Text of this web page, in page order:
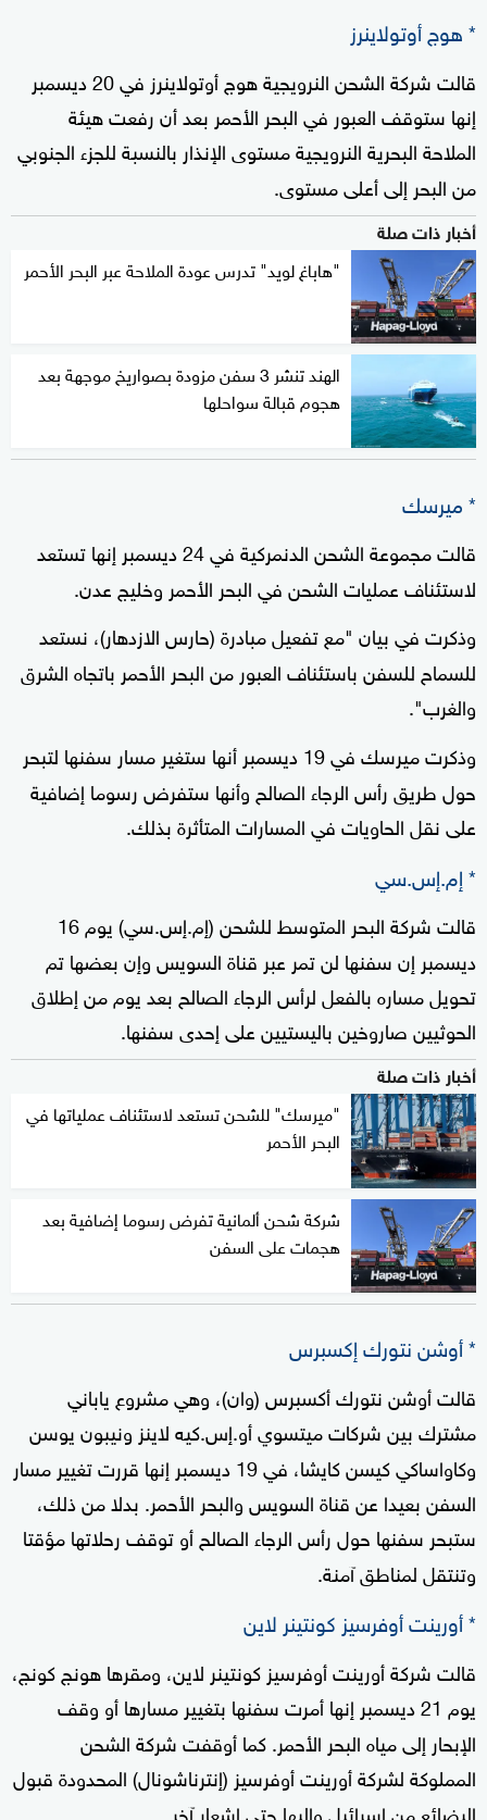
* هوج أوتولاينرز
قالت شركة الشحن النرويجية هوج أوتولاينرز في 20 ديسمبر
إنها ستوقف العبور في البحر الأحمر بعد أن رفعت هيئة
الملاحة البحرية النرويجية مستوى الإنذار بالنسبة للجزء الجنوبي
من البحر إلى أعلى مستوى.
أخبار ذات صلة
"هاباغ لويد" تدرس عودة الملاحة عبر البحر الأحمر
الهند تنشر 3 سفن مزودة بصواريخ موجهة بعد
هجوم قبالة سواحلها
* ميرسك
قالت مجموعة الشحن الدنمركية في 24 ديسمبر إنها تستعد
لاستئناف عمليات الشحن في البحر الأحمر وخليج عدن.
وذكرت في بيان "مع تفعيل مبادرة (حارس الازدهار)، نستعد
للسماح للسفن باستئناف العبور من البحر الأحمر باتجاه الشرق
والغرب".
وذكرت ميرسك في 19 ديسمبر أنها ستغير مسار سفنها لتبحر
حول طريق رأس الرجاء الصالح وأنها ستفرض رسوما إضافية
على نقل الحاويات في المسارات المتأثرة بذلك.
* إم.إس.سي
قالت شركة البحر المتوسط للشحن (إم.إس.سي) يوم 16
ديسمبر إن سفنها لن تمر عبر قناة السويس وإن بعضها تم
تحويل مساره بالفعل لرأس الرجاء الصالح بعد يوم من إطلاق
الحوثيين صاروخين باليستيين على إحدى سفنها.
أخبار ذات صلة
"ميرسك" للشحن تستعد لاستئناف عملياتها في
البحر الأحمر
شركة شحن ألمانية تفرض رسوما إضافية بعد
هجمات على السفن
* أوشن نتورك إكسبرس
قالت أوشن نتورك أكسبرس (وان)، وهي مشروع ياباني
مشترك بين شركات ميتسوي أو.إس.كيه لاينز ونيبون يوسن
وكاواساكي كيسن كايشا، في 19 ديسمبر إنها قررت تغيير مسار
السفن بعيدا عن قناة السويس والبحر الأحمر. بدلا من ذلك،
ستبحر سفنها حول رأس الرجاء الصالح أو توقف رحلاتها مؤقتا
وتنتقل لمناطق آمنة.
* أورينت أوفرسيز كونتينر لاين
قالت شركة أورينت أوفرسيز كونتينر لاين، ومقرها هونج كونج،
يوم 21 ديسمبر إنها أمرت سفنها بتغيير مسارها أو وقف
الإبحار إلى مياه البحر الأحمر. كما أوقفت شركة الشحن
المملوكة لشركة أورينت أوفرسيز (إنترناشونال) المحدودة قبول
البضائع من إسرائيل وإليها حتى إشعار آخر.